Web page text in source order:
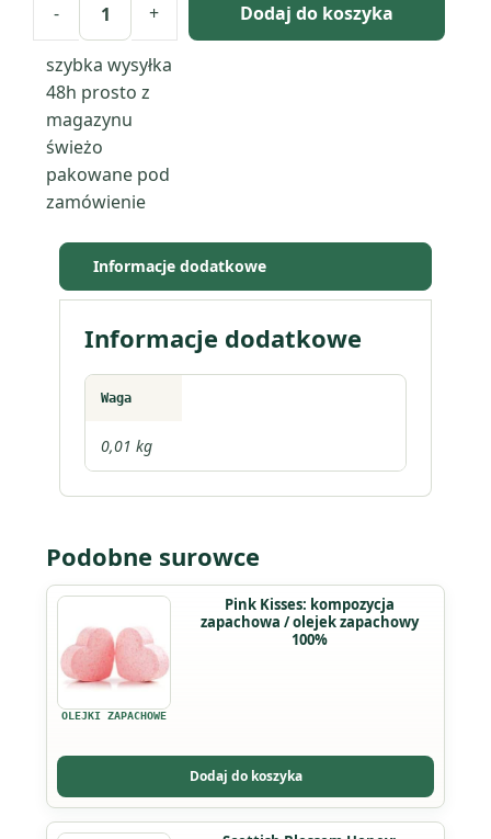
-
100%
+ Dodaj do koszyka
szybka wysyłka
48h prosto z
magazynu
świeżo
pakowane pod
zamówienie
Informacje dodatkowe
Informacje dodatkowe
Waga
0,01 kg
Podobne surowce
OLEJKI ZAPACHOWE
Pink Kisses: kompozycja
zapachowa / olejek zapachowy
100%
Dodaj do koszyka
Ten
produkt
ma
wiele
wariantów.
można
wybrać
na